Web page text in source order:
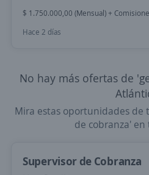
$ 1.750.000,00 (Mensual) +
Hace 2 días
No hay más ofertas de
Mira estas oportunidades de
de cobranza'
Supervisor de Cobranza